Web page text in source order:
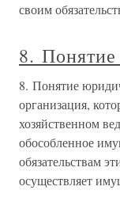
своим
8.
8. Понятие
организация,
хозяйственном
обособленное
обязательствам
осуществляет